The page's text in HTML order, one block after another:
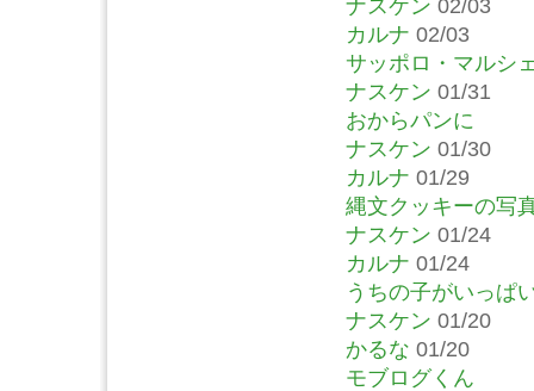
ナスケン 02/03
カルナ 02/03
サッポロ・マルシ
ナスケン 01/31
おからパンに
ナスケン 01/30
カルナ 01/29
縄文クッキーの写
ナスケン 01/24
カルナ 01/24
うちの子がいっぱ
ナスケン 01/20
かるな 01/20
モブログくん